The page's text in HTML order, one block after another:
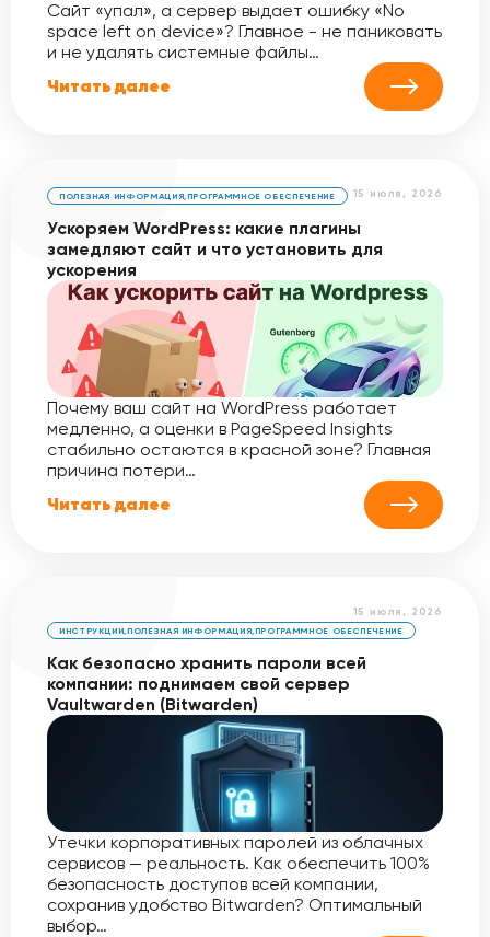
Сайт «упал», а сервер выдает ошибку «No
space left on device»? Главное - не паниковать
и не удалять системные файлы…
Читать далее
15 июля, 2026
ПОЛЕЗНАЯ ИНФОРМАЦИЯ,ПРОГРАММНОЕ ОБЕСПЕЧЕНИЕ
Ускоряем WordPress: какие плагины
замедляют сайт и что установить для
ускорения
Почему ваш сайт на WordPress работает
медленно, а оценки в PageSpeed Insights
стабильно остаются в красной зоне? Главная
причина потери…
Читать далее
15 июля, 2026
ИНСТРУКЦИИ,ПОЛЕЗНАЯ ИНФОРМАЦИЯ,ПРОГРАММНОЕ ОБЕСПЕЧЕНИЕ
Как безопасно хранить пароли всей
компании: поднимаем свой сервер
Vaultwarden (Bitwarden)
Утечки корпоративных паролей из облачных
сервисов — реальность. Как обеспечить 100%
безопасность доступов всей компании,
сохранив удобство Bitwarden? Оптимальный
выбор…